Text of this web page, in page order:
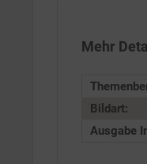
Mehr
Bildart:
Ausgabe